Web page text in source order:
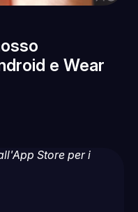
e Wear